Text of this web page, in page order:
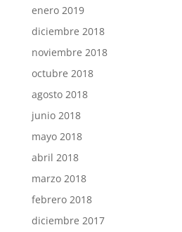
enero 2019
diciembre 2018
noviembre 2018
octubre 2018
agosto 2018
junio 2018
mayo 2018
abril 2018
marzo 2018
febrero 2018
diciembre 2017